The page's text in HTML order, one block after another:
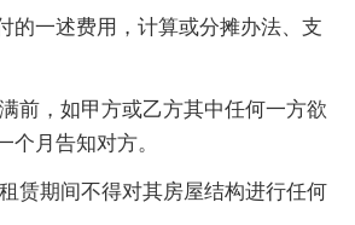
的一述费用，计算或分摊办法、支
前，如甲方或乙方其中任何一方欲
个月告知对方。
赁期间不得对其房屋结构进行任何